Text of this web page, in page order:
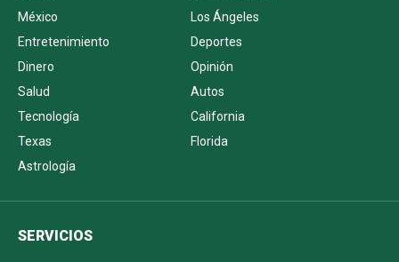
México
Los Ángeles
Entretenimiento
Deportes
Dinero
Opinión
Salud
Autos
Tecnología
California
Texas
Florida
Astrología
SERVICIOS